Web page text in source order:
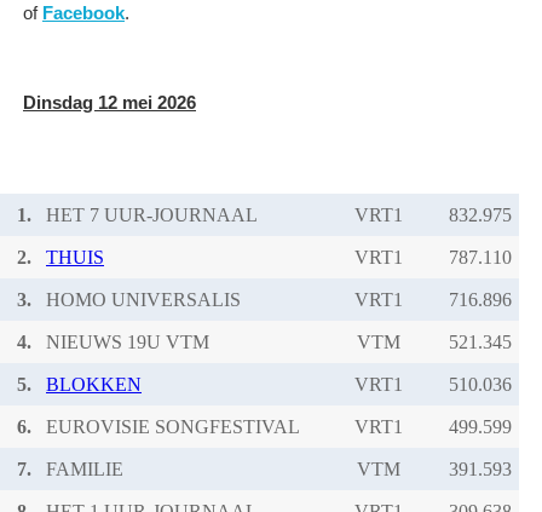
of Facebook.
Dinsdag 12 mei 2026
1. HET 7 UUR-JOURNAAL VRT1
2. THUIS VRT1
3. HOMO UNIVERSALIS VRT1
4. NIEUWS 19U VTM VTM
5. BLOKKEN VRT1
6. EUROVISIE SONGFESTIVAL VRT1
7. FAMILIE VTM